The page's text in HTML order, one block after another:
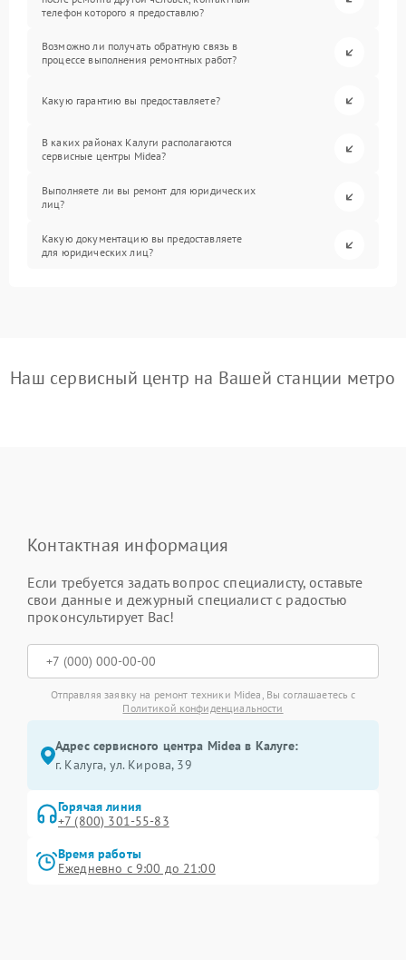
телефон которого я предоставлю?
Возможно ли получать обратную связь в
процессе выполнения ремонтных работ?
Какую гарантию вы предоставляете?
В каких районах Калуги располагаются
сервисные центры Midea?
Выполняете ли вы ремонт для юридических
лиц?
Какую документацию вы предоставляете
для юридических лиц?
Наш сервисный центр на Вашей станции метро
Контактная информация
Если требуется задать вопрос специалисту, оставьте
свои данные и дежурный специалист с радостью
проконсультирует Вас!
Отправляя заявку на ремонт техники Midea, Вы соглашаетесь с
Политикой конфиденциальности
Адрес сервисного центра Midea в Калуге:
г. Калуга, ул. Кирова, 39
Горячая линия
+7 (800) 301-55-83
Время работы
Ежедневно с 9:00 до 21:00